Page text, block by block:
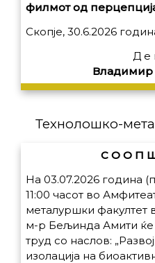
филмот од
Скопје, 30.6.2026
Д е
Владимир
Технолошко-
С О О П
На 03.07.2026 година
11:00 часот во
металуршки факултет
м-р Бељинда Амити ќе
труд со наслов:
изолација на